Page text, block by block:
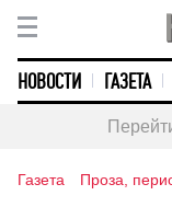
НОВОСТИ ГАЗЕТА
Газета Проза,